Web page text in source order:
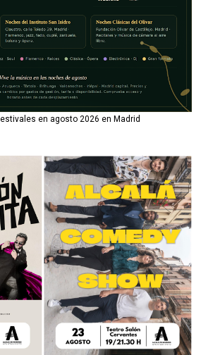
en agosto 2026 en Madrid